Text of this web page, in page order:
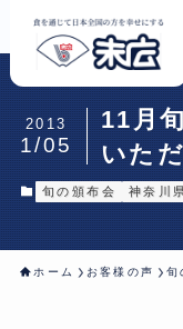
11月
いた
2013
1/05
旬の頒布会 神奈川
ホーム お客様の声 旬